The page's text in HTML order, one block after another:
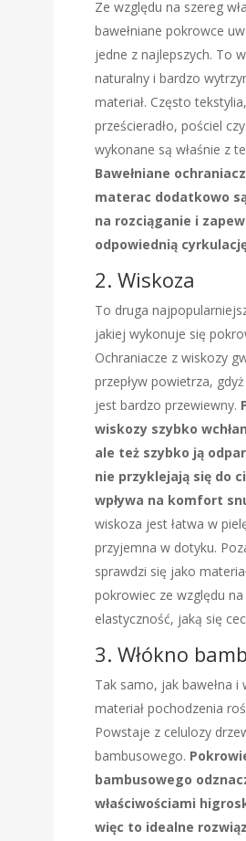
Ze względu na szereg
bawełniane pokrowce
jedne z najlepszych. To w
naturalny i bardzo
materiał. Często
prześcieradło, pościel
wykonane są właśnie z
Bawełniane
materac dodatkowo
na rozciąganie i
odpowiednią
2. Wiskoza
To druga
jakiej wykonuje się
Ochraniacze z wiskozy
przepływ powietrza,
jest bardzo przewiewny.
wiskozy szybko
ale też szybko ją
nie przyklejają się do
wpływa na komfort
wiskoza jest łatwa w
przyjemna w dotyku.
sprawdzi się jako
pokrowiec ze względu na
elastyczność, jaką się
3. Włókno
Tak samo, jak bawełna i
materiał pochodzenia
Powstaje z celulozy
bambusowego.
bambusowego
właściwościami
więc to idealne